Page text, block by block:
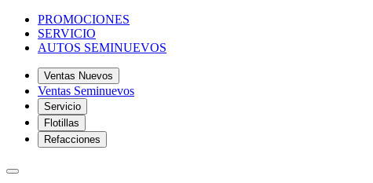
PROMOCIONES
SERVICIO
AUTOS SEMINUEVOS
Ventas Nuevos
Ventas Seminuevos
Servicio
Flotillas
Refacciones